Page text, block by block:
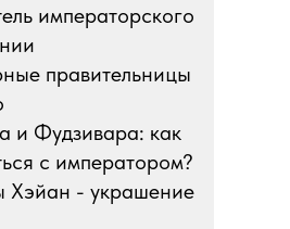
императорского
правительницы
и Фудзивара: как
с императором?
- украшение